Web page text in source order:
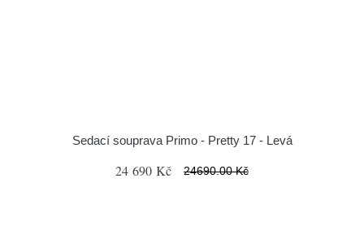
Sedací souprava Primo - Pretty 17 - Levá
24 690 Kč 24690.00 Kč